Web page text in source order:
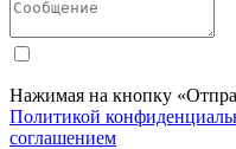
Нажимая на кнопку
Политикой
соглашением